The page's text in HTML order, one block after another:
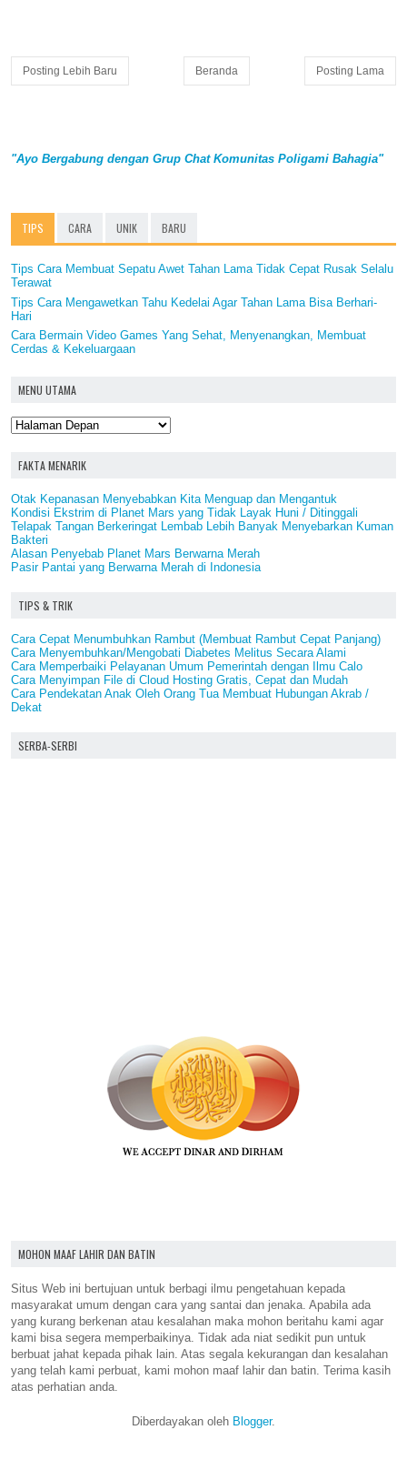
Posting Lebih Baru Posting Lama
Beranda
"Ayo Bergabung dengan Grup Chat Komunitas Poligami Bahagia"
TIPS CARA UNIK BARU
Tips Cara Membuat Sepatu Awet Tahan Lama Tidak Cepat Rusak Selalu
Terawat
Tips Cara Mengawetkan Tahu Kedelai Agar Tahan Lama Bisa Berhari-
Hari
Cara Bermain Video Games Yang Sehat, Menyenangkan, Membuat
Cerdas & Kekeluargaan
MENU UTAMA
FAKTA MENARIK
Otak Kepanasan Menyebabkan Kita Menguap dan Mengantuk
Kondisi Ekstrim di Planet Mars yang Tidak Layak Huni / Ditinggali
Telapak Tangan Berkeringat Lembab Lebih Banyak Menyebarkan Kuman
Bakteri
Alasan Penyebab Planet Mars Berwarna Merah
Pasir Pantai yang Berwarna Merah di Indonesia
TIPS & TRIK
Cara Cepat Menumbuhkan Rambut (Membuat Rambut Cepat Panjang)
Cara Menyembuhkan/Mengobati Diabetes Melitus Secara Alami
Cara Memperbaiki Pelayanan Umum Pemerintah dengan Ilmu Calo
Cara Menyimpan File di Cloud Hosting Gratis, Cepat dan Mudah
Cara Pendekatan Anak Oleh Orang Tua Membuat Hubungan Akrab /
Dekat
SERBA-SERBI
MOHON MAAF LAHIR DAN BATIN
Situs Web ini bertujuan untuk berbagi ilmu pengetahuan kepada
masyarakat umum dengan cara yang santai dan jenaka. Apabila ada
yang kurang berkenan atau kesalahan maka mohon beritahu kami agar
kami bisa segera memperbaikinya. Tidak ada niat sedikit pun untuk
berbuat jahat kepada pihak lain. Atas segala kekurangan dan kesalahan
yang telah kami perbuat, kami mohon maaf lahir dan batin. Terima kasih
atas perhatian anda.
Diberdayakan oleh Blogger.